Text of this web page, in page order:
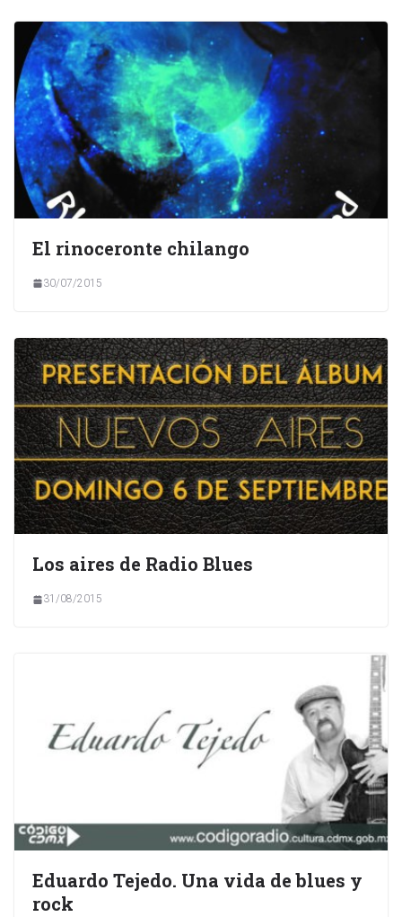
El rinoceronte chilango
30/07/2015
Los aires de Radio Blues
31/08/2015
Eduardo Tejedo. Una vida de blues y
rock